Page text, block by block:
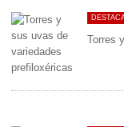
Torres